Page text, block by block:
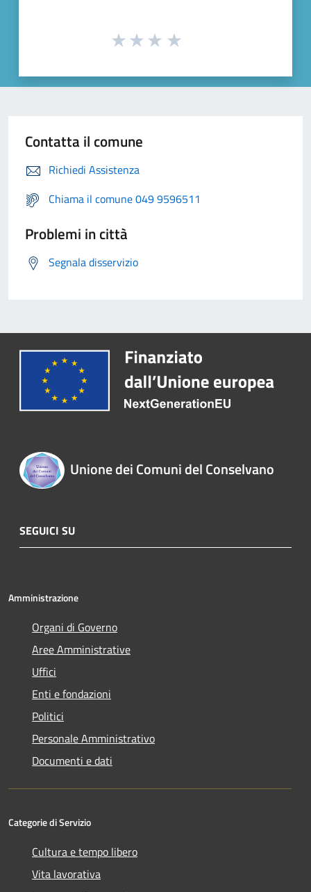
Contatta il comune
Richiedi Assistenza
Chiama il comune 049 9596511
Problemi in città
Segnala disservizio
Unione dei Comuni del Conselvano
SEGUICI SU
Amministrazione
Organi di Governo
Aree Amministrative
Uffici
Enti e fondazioni
Politici
Personale Amministrativo
Documenti e dati
Categorie di Servizio
Cultura e tempo libero
Vita lavorativa